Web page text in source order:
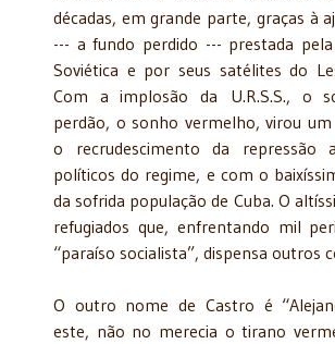
décadas, em grande parte, graças à
--- a fundo perdido --- prestada
Soviética e por seus satélites do
Com a implosão da U.R.S.S., o
perdão, o sonho vermelho, virou
o recrudescimento da repressão
políticos do regime, e com o
da sofrida população de Cuba. O
refugiados que, enfrentando mil
“paraíso socialista”, dispensa outros
O outro nome de Castro é
este, não no merecia o tirano